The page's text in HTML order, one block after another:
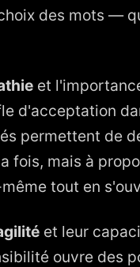
des mots —
et
d'acceptation
permettent de
fois, mais à
tout en
et leur
ouvre des